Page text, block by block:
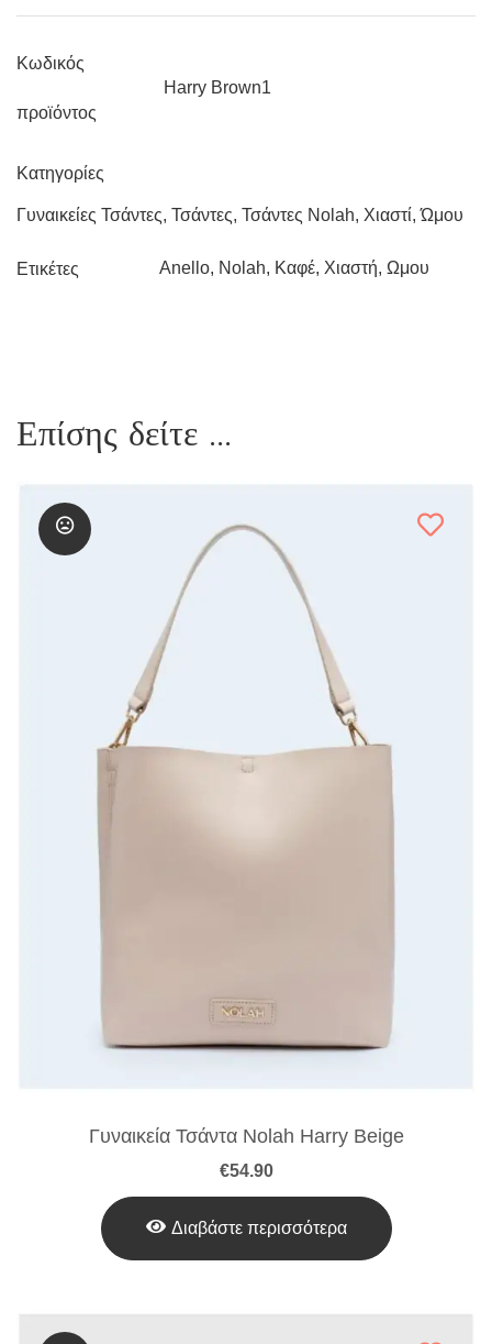
Κωδικός
προϊόντος
Harry Brown1
Κατηγορίες
Γυναικείες Τσάντες, Τσάντες, Τσάντες Nolah, Χιαστί,Ώμου
Ετικέτες Anello, Nolah, Καφέ, Χιαστή, Ωμου
Επίσης δείτε ...
Γυναικεία Τσάντα Nolah Harry Beige
€54.90
Διαβάστε περισσότερα